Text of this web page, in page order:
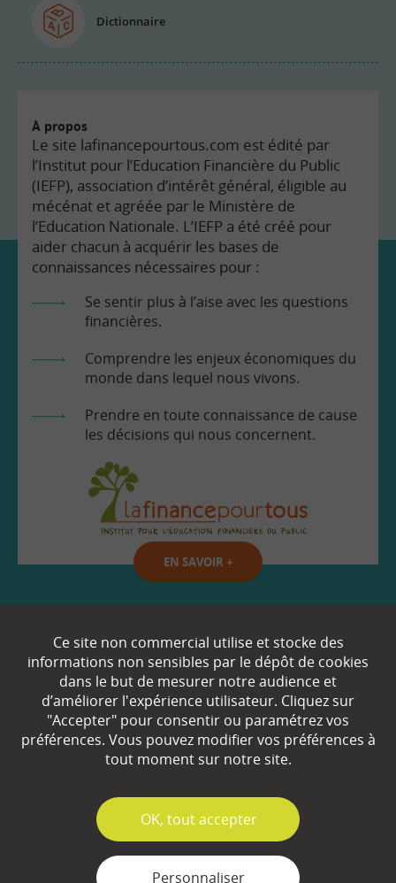
Dictionnaire
À propos
Le site lafinancepourtous.com est édité par
l’Institut pour l’Education Financière du Public
(IEFP), association d’intérêt général, éligible au
mécénat et agréée par le Ministère de
l’Education Nationale. L’IEFP a été créé pour
aider chacun à acquérir les bases de
connaissances nécessaires pour :
Se sentir plus à l’aise avec les questions
financières.
Comprendre les enjeux économiques du
monde dans lequel nous vivons.
Prendre en toute connaissance de cause
les décisions qui nous concernent.
EN SAVOIR +
Partenaires
Espace Presse
Plan du site
Mentions légales
Ce site non commercial utilise et stocke des
informations non sensibles par le dépôt de cookies
dans le but de mesurer notre audience et
d’améliorer l'expérience utilisateur. Cliquez sur
"Accepter" pour consentir ou paramétrez vos
préférences. Vous pouvez modifier vos préférences à
tout moment sur notre site.
✓
OK, tout accepter
Personnaliser